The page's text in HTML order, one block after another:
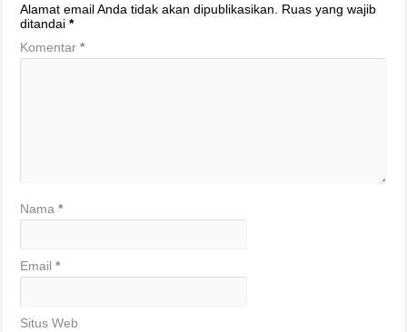
Alamat email Anda tidak akan dipublikasikan.
Ruas yang wajib
ditandai*
Komentar*
Nama*
Email*
Situs Web